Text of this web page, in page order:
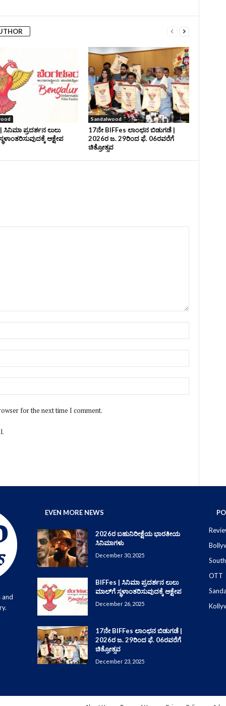
ಸಿನಿಮಾ ಪ್ರದರ್ಶನ ಲುಲು
ಆಕ್ಷೇಪ
Sandalwood
17ನೇ BIFFes ಲಾಂಛನ ಬಿಡುಗಡೆ |
2026ರ ಜ. 29ರಿಂದ ಫೆ. 06ರವರೆಗೆ
ಚಿತ್ರೋತ್ಸವ
for the next time I comment.
and
EVEN MORE NEWS
2026ರ ಬಹುನಿರೀಕ್ಷೆಯ ಭಾರತೀಯ
ಸಿನಿಮಾಗಳು
December 30, 2025
BIFFes | ಸಿನಿಮಾ ಪ್ರದರ್ಶನ ಲುಲು
ಮಾಲ್‌ಗೆ ಸ್ಥಳಾಂತರಿಸುವುದಕ್ಕೆ ಆಕ್ಷೇಪ
December 26, 2025
17ನೇ BIFFes ಲಾಂಛನ ಬಿಡುಗಡೆ |
2026ರ ಜ. 29ರಿಂದ ಫೆ. 06ರವರೆಗೆ
ಚಿತ್ರೋತ್ಸವ
December 23, 2025
OTT